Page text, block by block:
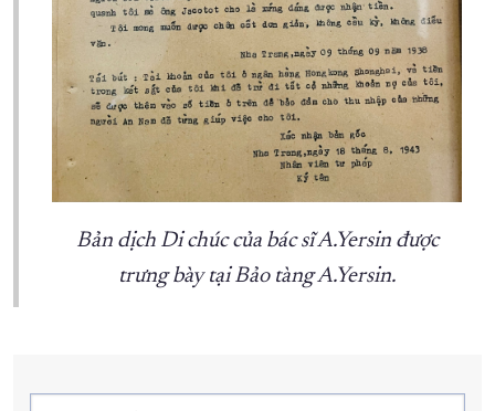
Bản dịch Di chúc của bác sĩ A.Yersin được
trưng bày tại Bảo tàng A.Yersin.